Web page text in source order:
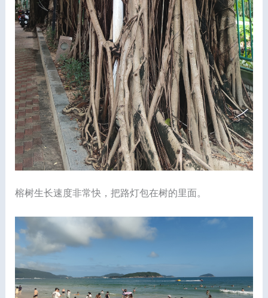
榕树生长速度非常快，把路灯包在树的里面。